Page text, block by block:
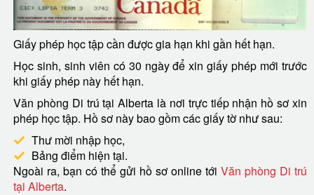
Giấy phép học tập cần được gia hạn khi gần hết hạn.
Học sinh, sinh viên có 30 ngày để xin giấy phép mới trước
khi giấy phép này hết hạn.
Văn phòng Di trú tại Alberta là nơi trực tiếp nhận hồ sơ xin
phép học tập. Hồ sơ này bao gồm các giấy tờ như sau:
Thư mời nhập học,
Bảng điểm hiện tại.
Ngoài ra, bạn có thể gửi hồ sơ online tới Văn phòng Di trú
tại Alberta.